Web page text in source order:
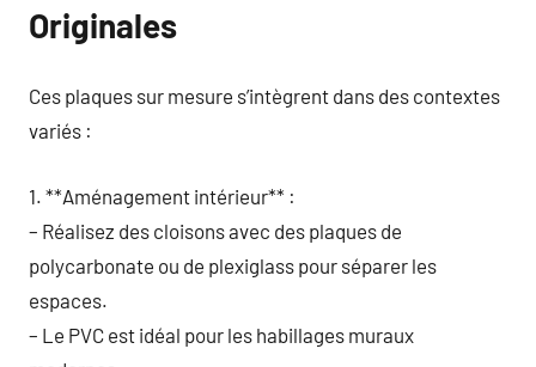
Originales
Ces plaques sur mesure s’intègrent dans des contextes
variés :
1. **Aménagement intérieur** :
– Réalisez des cloisons avec des plaques de
polycarbonate ou de plexiglass pour séparer les
espaces.
– Le PVC est idéal pour les habillages muraux